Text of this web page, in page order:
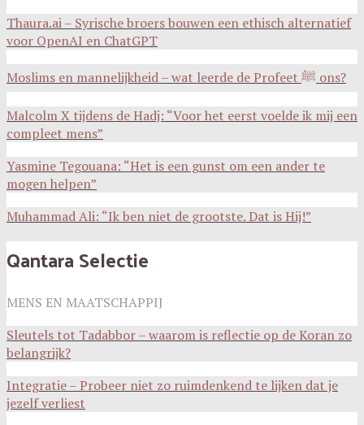
Thaura.ai – Syrische broers bouwen een ethisch alternatief
voor OpenAI en ChatGPT
Moslims en mannelijkheid – wat leerde de Profeet ﷺ ons?
Malcolm X tijdens de Hadj: “Voor het eerst voelde ik mij een
compleet mens”
Yasmine Tegouana: “Het is een gunst om een ander te
mogen helpen”
Muhammad Ali: “Ik ben niet de grootste. Dat is Hij!”
Qantara Selectie
MENS EN MAATSCHAPPIJ
Sleutels tot Tadabbor – waarom is reflectie op de Koran zo
belangrijk?
Integratie – Probeer niet zo ruimdenkend te lijken dat je
jezelf verliest